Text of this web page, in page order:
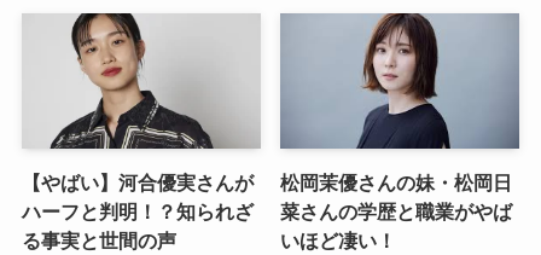
【やばい】河合優実さんが
ハーフと判明！？知られざ
る事実と世間の声
松岡茉優さんの妹・松岡日
菜さんの学歴と職業がやば
いほど凄い！